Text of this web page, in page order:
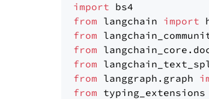
import
from langchain import
from
from
from
from langgraph.graph
from typing_extensions